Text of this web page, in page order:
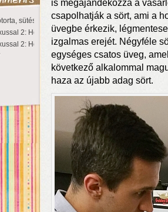
sütés nélkül
2: Hollandia
2: Hollandia
is megajándékozza a
csapolhatják a sört, ami a
üvegbe érkezik,
izgalmas erejét. Négyféle
egységes csatos üveg,
következő alkalommal
haza az újabb adag sört.